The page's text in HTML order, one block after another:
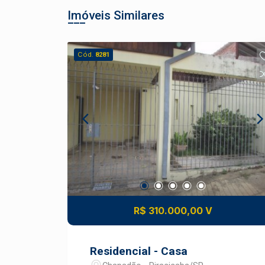
Imóveis Similares
Cód. 8281
R$ 310.000,00 V
Residencial - Casa